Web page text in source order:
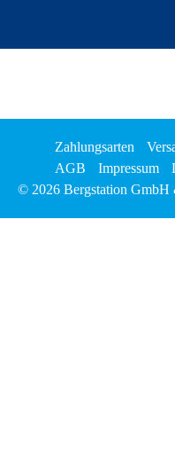
Zahlungsarten
AGB
Impressum
© 2026 Bergstation